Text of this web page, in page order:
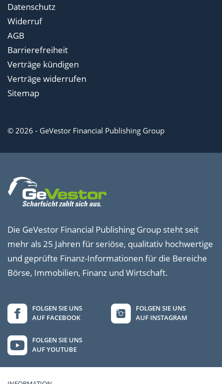
Datenschutz
Widerruf
AGB
Barrierefreiheit
Verträge kündigen
Verträge widerrufen
Sitemap
© 2026 - GeVestor Financial Publishing Group
Die GeVestor Financial Publishing Group steht seit
mehr als 25 Jahren für seriöse, qualitativ hochwertige
und geprüfte Finanz-Informationen für die Bereiche
Börse, Immobilien, Finanz und Wirtschaft.
FOLGEN SIE UNS
AUF FACEBOOK
FOLGEN SIE UNS
AUF INSTAGRAM
FOLGEN SIE UNS
AUF YOUTUBE